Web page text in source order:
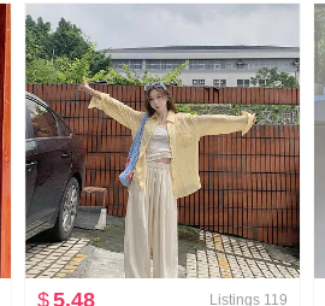
$5.48 Listings 119